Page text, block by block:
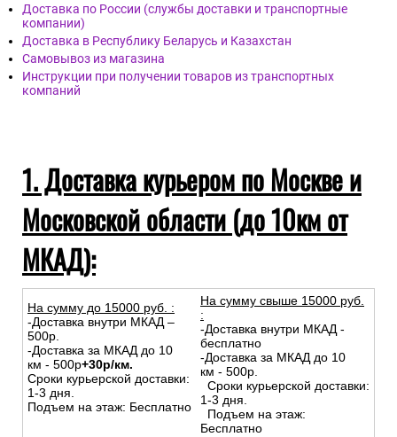
Доставка по России (службы доставки и транспортные
компании)
Доставка в Республику Беларусь и Казахстан
Самовывоз из магазина
Инструкции при получении товаров из транспортных
компаний
1. Доставка курьером по Москве и
Московской области (до 10км от
МКАД):
На сумму до 15000 руб. :
-Доставка внутри МКАД –
500р.
-Доставка за МКАД до 10
км - 500р+30р/км.
Сроки курьерской доставки:
1-3 дня.
Подъем на этаж: Бесплатно
На сумму свыше 15000 руб.
:
-Доставка внутри МКАД -
бесплатно
-Доставка за МКАД до 10
км - 500р.
Сроки курьерской доставки:
1-3 дня.
Подъем на этаж:
Бесплатно